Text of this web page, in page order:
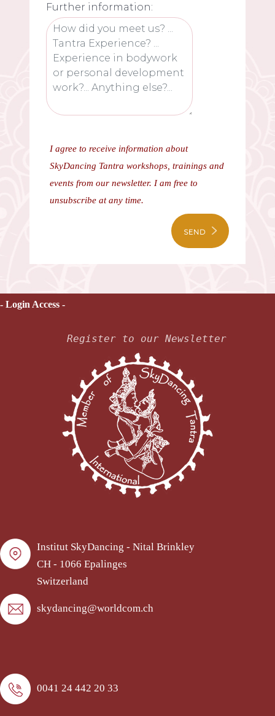
Further information:
I agree to receive information about
SkyDancing Tantra workshops, trainings and
events from our newsletter. I am free to
unsubscribe at any time.
SEND
- Login Access -
Register to our Newsletter
Institut SkyDancing - Nital Brinkley
CH - 1066 Epalinges
Switzerland
skydancing@worldcom.ch
0041 24 442 20 33